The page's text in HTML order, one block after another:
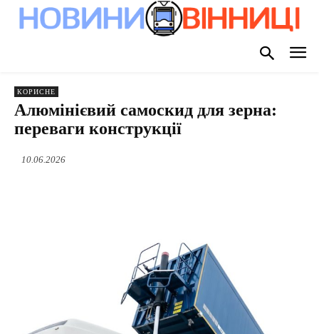
КОРИСНЕ
Алюмінієвий самоскид для зерна:
переваги конструкції
10.06.2026